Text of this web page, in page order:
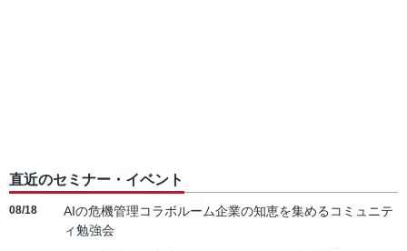
直近のセミナー・イベント
08/18
AIの危機管理コラボルーム企業の知恵を集めるコミュニテ
ィ勉強会